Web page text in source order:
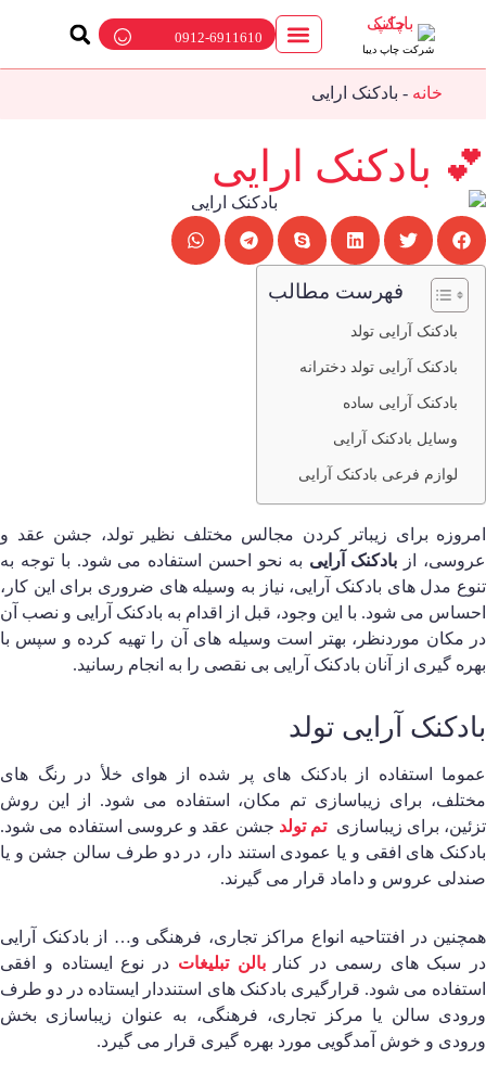
شرکت چاپ دیبا
0912-6911610
خانه- بادکنک ارایی
بادکنک ارایی
فهرست مطالب
بادکنک آرایی تولد
بادکنک آرایی تولد دخترانه
بادکنک آرایی ساده
وسایل بادکنک آرایی
لوازم فرعی بادکنک آرایی
برای زیباتر کردن مجالس مختلف نظیر تولد، جشن عقد و
از بادکنک آراییبه نحو احسن استفاده می‌ شود. با توجه به
مدل های بادکنک آرایی، نیاز به وسیله های ضروری برای این کار،
می‌ شود. با این وجود، قبل از اقدام به بادکنک آرایی و نصب آن
مکان موردنظر، بهتر است وسیله های آن را تهیه کرده و سپس با
گیری از آنان بادکنک آرایی بی نقصی را به انجام رسانید.
آرایی تولد
استفاده از بادکنک های پر شده از هوای خلأ در رنگ های
برای زیباسازی تم مکان، استفاده می‌ شود. از این روش
برای زیباسازی تم تولدجشن عقد و عروسی استفاده می‌ شود.
های افقی و یا عمودی استند دار، در دو طرف سالن جشن و یا
عروس و داماد قرار می گيرند.
در افتتاحیه انواع مراکز تجاری، فرهنگی و… از بادکنک آرایی
سبک های رسمی در کنار بالن تبلیغاتدر نوع ایستاده و افقی
می‌ شود. قرارگیری بادکنک های استنددار ایستاده در دو طرف
سالن یا مرکز تجاری، فرهنگی، به عنوان زیباسازی بخش
و خوش آمدگویی مورد بهره گیری قرار می گیرد.